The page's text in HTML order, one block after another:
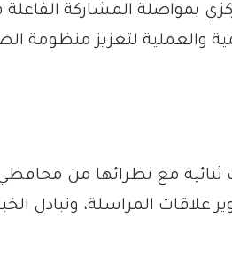
بمواصلة المشاركة
والعملية لتعزيز منظومة
مع نظرائها من محافظي
علاقات المراسلة، وتبادل